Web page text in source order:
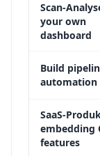
Scan-
your own
dashboard
Build
automation
SaaS-
embedding
features